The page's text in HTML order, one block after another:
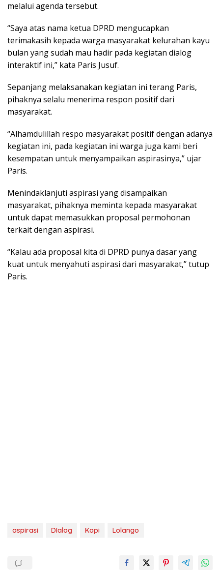
melalui agenda tersebut.
“Saya atas nama ketua DPRD mengucapkan
terimakasih kepada warga masyarakat kelurahan kayu
bulan yang sudah mau hadir pada kegiatan dialog
interaktif ini,” kata Paris Jusuf.
Sepanjang melaksanakan kegiatan ini terang Paris,
pihaknya selalu menerima respon positif dari
masyarakat.
“Alhamdulillah respo masyarakat positif dengan adanya
kegiatan ini, pada kegiatan ini warga juga kami beri
kesempatan untuk menyampaikan aspirasinya,” ujar
Paris.
Menindaklanjuti aspirasi yang disampaikan
masyarakat, pihaknya meminta kepada masyarakat
untuk dapat memasukkan proposal permohonan
terkait dengan aspirasi.
“Kalau ada proposal kita di DPRD punya dasar yang
kuat untuk menyahuti aspirasi dari masyarakat,” tutup
Paris.
aspirasi DIalog Kopi Lolango